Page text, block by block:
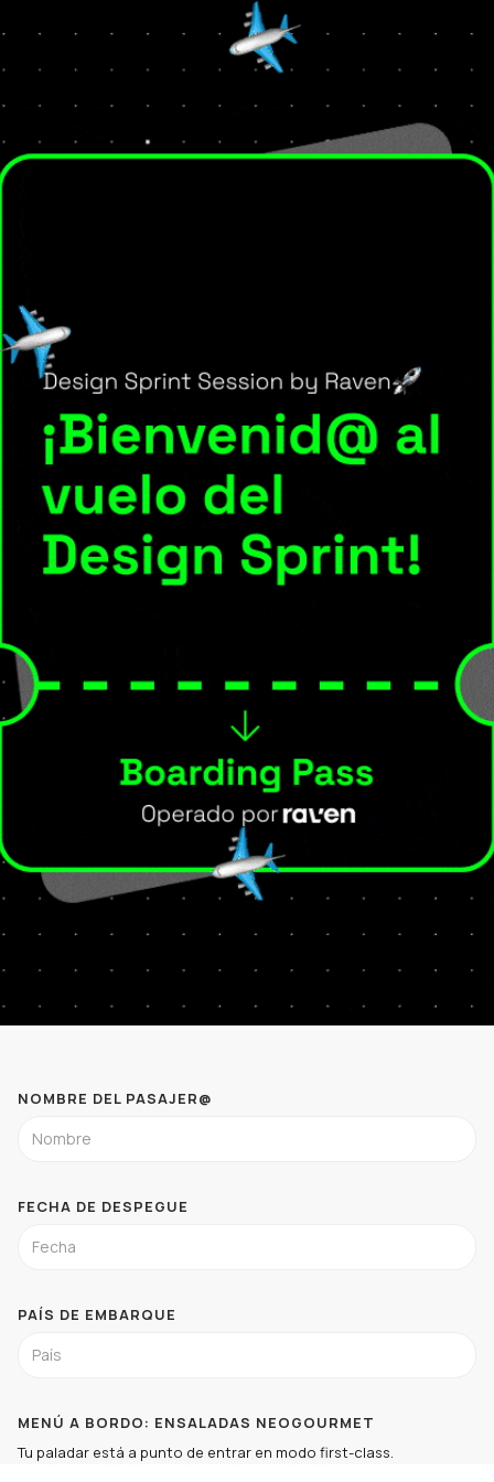
NOMBRE DEL PASAJER@
FECHA DE DESPEGUE
PAÍS DE EMBARQUE
MENÚ A BORDO: ENSALADAS NEOGOURMET
Tu paladar está a punto de entrar en modo first-class.